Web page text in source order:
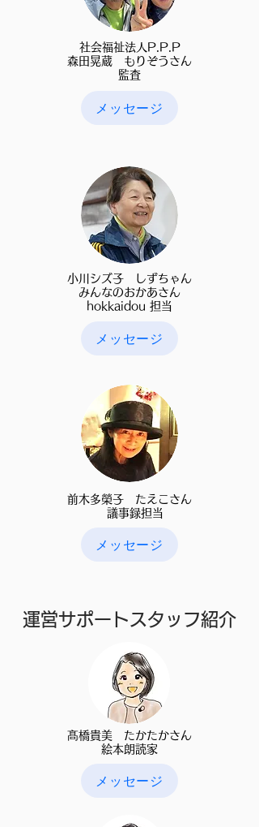
社会福祉法人P.P.P
森田晃蔵 もりぞうさん
​監査
メッセージ
​小川シズ子 しずちゃん​
みんなのおかあさん
hokkaidou 担当
メッセージ
前木多榮子 たえこさん​
議事録担当
メッセージ
運営サポートスタッフ紹介
髙橋貴美 たかたかさん
​絵本朗読家
メッセージ